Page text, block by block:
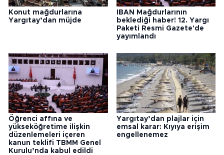
Konut mağdurlarına
Yargıtay’dan müjde
IBAN Mağdurlarının
beklediği haber! 12. Yargı
Paketi Resmi Gazete'de
yayımlandı
Öğrenci affına ve
yükseköğretime ilişkin
düzenlemeleri içeren
kanun teklifi TBMM Genel
Kurulu’nda kabul edildi
Yargıtay’dan plajlar için
emsal karar: Kıyıya erişim
engellenemez